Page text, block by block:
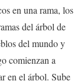
en una rama, los
del árbol de
del mundo y
comienzan a
en el árbol. Sube